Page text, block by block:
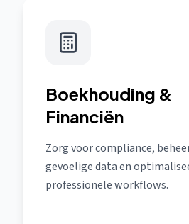
Boekhouding &
Financiën
Zorg voor compliance,
gevoelige data en
professionele workflows.